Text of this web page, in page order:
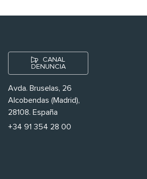
CANAL
DENUNCIA
Avda. Bruselas, 26
Alcobendas (Madrid),
28108. España
+34 91 354 28 00